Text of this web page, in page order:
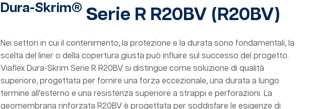
Dura-Skrim® Serie R R20BV (R20BV)
Nei settori in cui il contenimento, la protezione e la durata sono fondamentali, la
scelta del liner o della copertura giusta può influire sul successo del progetto.
Viaflex Dura-Skrim Serie R R20BV si distingue come soluzione di qualità
superiore, progettata per fornire una forza eccezionale, una durata a lungo
termine all'esterno e una resistenza superiore a strappi e perforazioni. La
geomembrana rinforzata R20BV è progettata per soddisfare le esigenze di